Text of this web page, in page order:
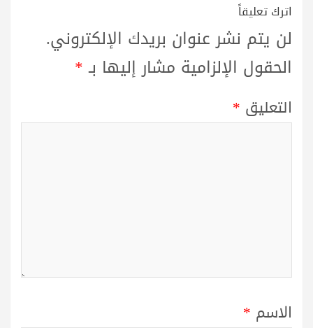
اترك تعليقاً
لن يتم نشر عنوان بريدك الإلكتروني.
الحقول الإلزامية مشار إليها بـ*
التعليق *
الاسم *